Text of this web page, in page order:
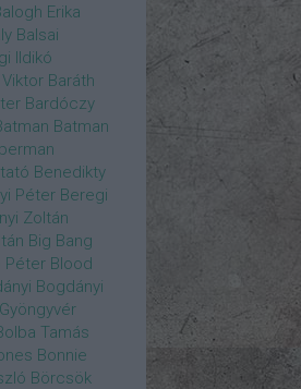
Erika
Balsai
Ildikó
Viktor Baráth
Bardóczy
Batman
Benedikty
Péter Beregi
Zoltán
Big Bang
Péter Blood
Bogdányi
Gyöngyvér
Tamás
Bonnie
Börcsök